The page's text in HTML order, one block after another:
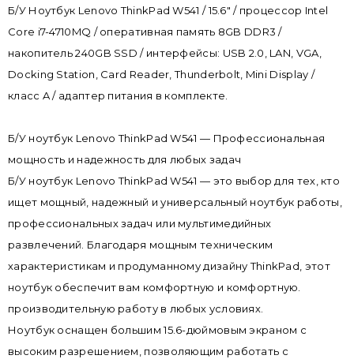
Б/У Ноутбук Lenovo ThinkPad W541 / 15.6" / процессор Intel
Core i7-4710MQ / оперативная память 8GB DDR3 /
накопитель 240GB SSD / интерфейсы: USB 2.0, LAN, VGA,
Docking Station, Card Reader, Thunderbolt, Mini Display /
класс A / адаптер питания в комплекте.
Б/У ноутбук Lenovo ThinkPad W541 — Профессиональная
мощность и надежность для любых задач
Б/У ноутбук Lenovo ThinkPad W541 — это выбор для тех, кто
ищет мощный, надежный и универсальный ноутбук работы,
профессиональных задач или мультимедийных
развлечений. Благодаря мощным техническим
характеристикам и продуманному дизайну ThinkPad, этот
ноутбук обеспечит вам комфортную и комфортную.
производительную работу в любых условиях.
Ноутбук оснащен большим 15.6-дюймовым экраном с
высоким разрешением, позволяющим работать с